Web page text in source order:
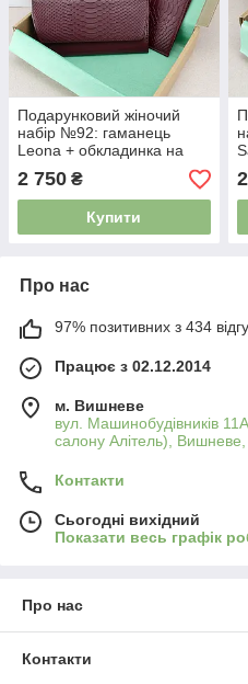
Подарунковий жіночий
набір №92: гаманець
Leona + обкладинка на
паспорт + ключниця
(бордовий пітон)
2 750 ₴
Купити
Про нас
97% позитивних з 434
Працює з 02.12.2014
м. Вишневе
вул. Машинобудівників
салону Алітель), Вишневе,
Контакти
Сьогодні вихідний
Показати весь графік
Про нас
Контакти